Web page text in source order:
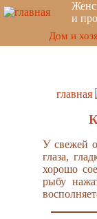
и
Дом и
главная
У свежей
глаза,
хорошо
рыбу